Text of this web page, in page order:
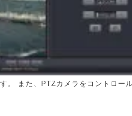
。 また、PTZカメラをコントロー